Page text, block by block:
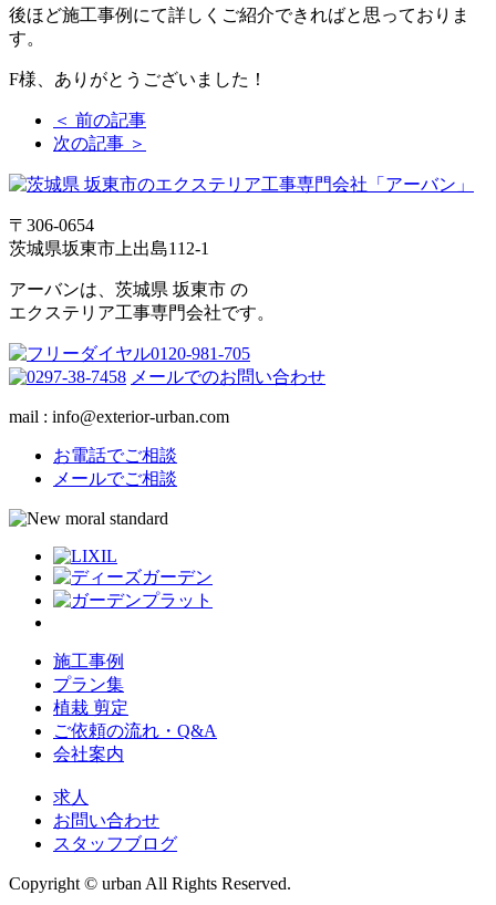
後ほど施工事例にて詳しくご紹介できればと思っておりま
す。
F様、ありがとうございました！
＜ 前の記事
次の記事 ＞
〒306-0654
茨城県坂東市上出島112-1
アーバンは、茨城県 坂東市 の
エクステリア工事専門会社です。
メールでのお問い合わせ
mail : info@exterior-urban.com
お電話でご相談
メールでご相談
施工事例
プラン集
植栽 剪定
ご依頼の流れ・Q&A
会社案内
求人
お問い合わせ
スタッフブログ
Copyright © urban All Rights Reserved.